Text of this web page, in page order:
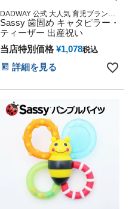
DADWAY 公式 大人気 育児ブランド
キャラクター 雑貨 グッズ通販 出産
記念 小物 ダッドウェイ オンライン
Sassy 歯固め キャタピラー・
ティーザー 出産祝い
当店特別価格 ¥1,078税込
詳細を見る